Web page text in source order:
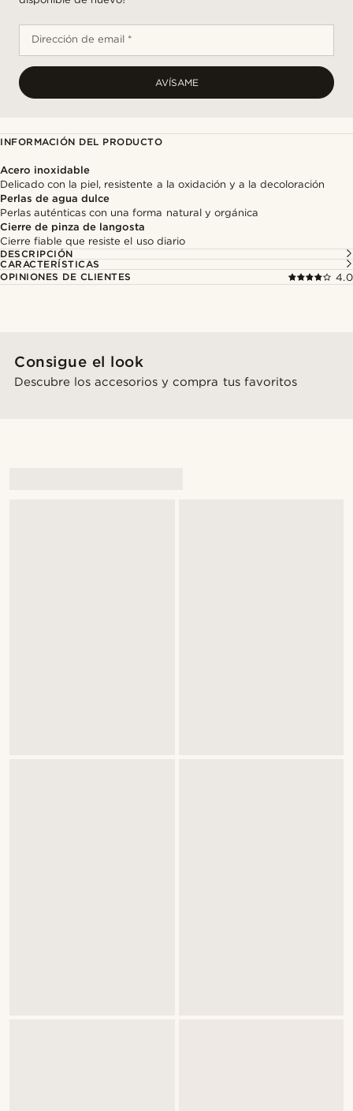
Dirección de email *
AVÍSAME
INFORMACIÓN DEL PRODUCTO
Acero inoxidable
Delicado con la piel, resistente a la oxidación y a la decoloración
Perlas de agua dulce
Perlas auténticas con una forma natural y orgánica
Cierre de pinza de langosta
Cierre fiable que resiste el uso diario
DESCRIPCIÓN
CARACTERÍSTICAS
OPINIONES DE CLIENTES
4.0
Consigue el look
Descubre los accesorios y compra tus favoritos